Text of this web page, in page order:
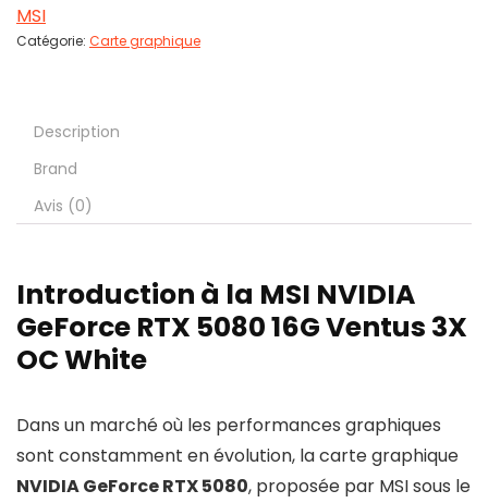
MSI
Catégorie: Carte graphique
Description
Brand
Avis (0)
Introduction à la MSI NVIDIA
GeForce RTX 5080 16G Ventus 3X
OC White
Dans un marché où les performances graphiques
sont constamment en évolution, la carte graphique
NVIDIA GeForce RTX 5080, proposée par MSI sous le